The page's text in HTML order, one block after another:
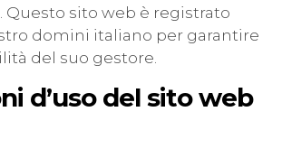
Questo sito web è registrato
domini italiano per garantire
del suo gestore.
d’uso del sito web